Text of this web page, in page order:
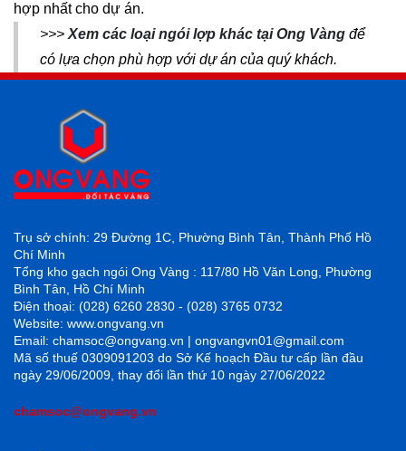
hợp nhất cho dự án.
>>> Xem các loại ngói lợp khác tại Ong Vàng để
có lựa chọn phù hợp với dự án của quý khách.
Trụ sở chính: 29 Đường 1C, Phường Bình Tân, Thành Phố Hồ
Chí Minh
Tổng kho gạch ngói Ong Vàng : 117/80 Hồ Văn Long, Phường
Bình Tân, Hồ Chí Minh
Điện thoại: (028) 6260 2830 - (028) 3765 0732
Website: www.ongvang.vn
Email: chamsoc@ongvang.vn | ongvangvn01@gmail.com
Mã số thuế 0309091203 do Sở Kế hoạch Đầu tư cấp lần đầu
ngày 29/06/2009, thay đổi lần thứ 10 ngày 27/06/2022
chamsoc@ongvang.vn